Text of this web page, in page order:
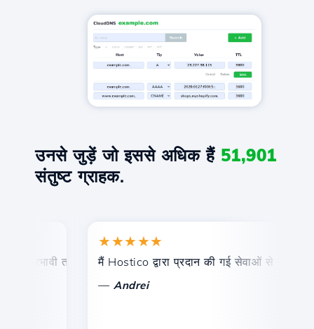
उनसे जुड़ें जो इससे अधिक हैं 51,901
संतुष्ट ग्राहक.
तकनीकी सहायता।
★★★★★
मैं Hostico द्वारा प्रदान की गई सेवाओं से संतुष्ट हूं।
Andrei